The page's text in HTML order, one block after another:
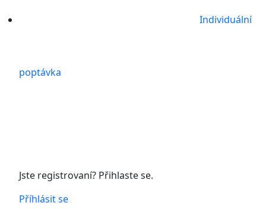
Individuální
poptávka
Jste registrovaní? Přihlaste se.
Příhlásit se